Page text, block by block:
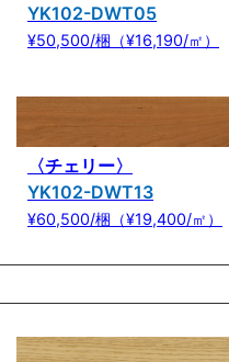
YK102-DWT05
¥50,500/梱（¥16,190/㎡）
〈チェリー〉
YK102-DWT13
¥60,500/梱（¥19,400/㎡）